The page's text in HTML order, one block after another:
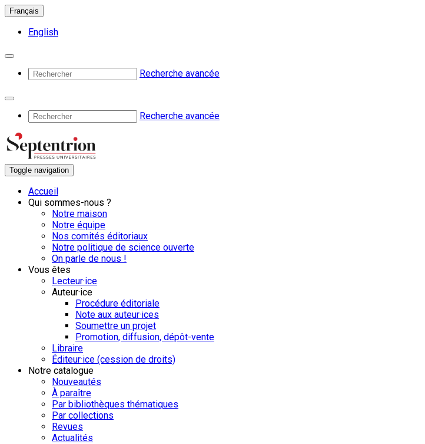
Français
English
Recherche avancée
Recherche avancée
Toggle navigation
Accueil
Qui sommes-nous ?
Notre maison
Notre équipe
Nos comités éditoriaux
Notre politique de science ouverte
On parle de nous !
Vous êtes
Lecteur·ice
Auteur·ice
Procédure éditoriale
Note aux auteur·ices
Soumettre un projet
Promotion, diffusion, dépôt-vente
Libraire
Éditeur·ice (cession de droits)
Notre catalogue
Nouveautés
À paraître
Par bibliothèques thématiques
Par collections
Revues
Actualités